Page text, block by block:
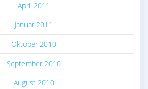
April 2011
Januar 2011
Oktober 2010
September 2010
August 2010